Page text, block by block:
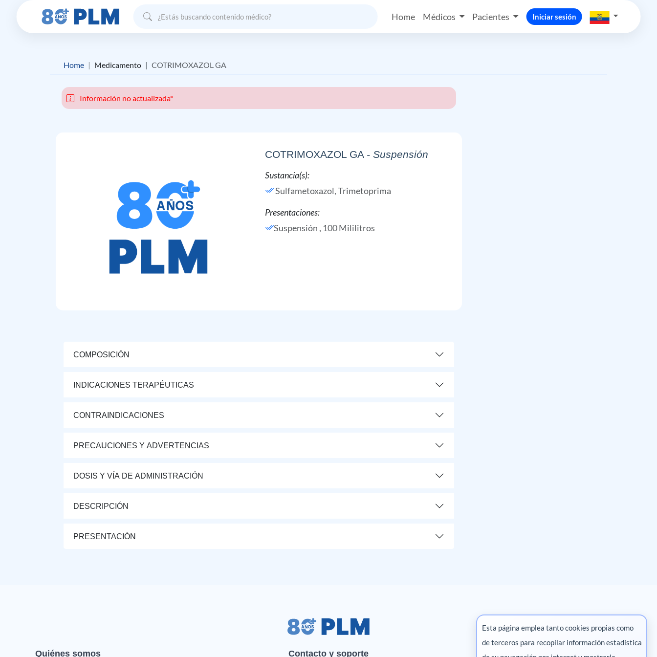
Home Médicos Pacientes Iniciar sesión
Home Medicamento COTRIMOXAZOL GA
Información no actualizada*
COTRIMOXAZOL GA - Suspensión
Sustancia(s):
Sulfametoxazol,Trimetoprima
Presentaciones:
Suspensión , 100 Mililitros
COMPOSICIÓN
INDICACIONES TERAPÉUTICAS
CONTRAINDICACIONES
PRECAUCIONES Y ADVERTENCIAS
DOSIS Y VÍA DE ADMINISTRACIÓN
DESCRIPCIÓN
PRESENTACIÓN
Quiénes somos Contacto y soporte Marketing digital
Esta página emplea tanto cookies propias como
de terceros para recopilar información estadística